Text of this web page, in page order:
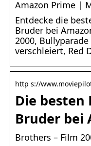
Amazon Prime |
Entdecke die
Bruder bei
2000,
verschleiert, Red
http s://
Die besten
Bruder bei
Brothers – Film